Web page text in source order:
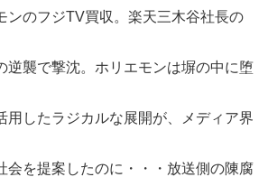
ンのフジTV買収。楽天三木谷社長の
逆襲で撃沈。ホリエモンは塀の中に堕
用したラジカルな展開が、メディア界
会を提案したのに・・・放送側の陳腐